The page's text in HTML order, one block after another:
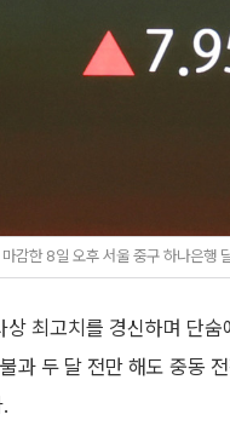
감한 8일 오후 서울 중구 하나은행
최고치를 경신하며 단
과 두 달 전만 해도 중동